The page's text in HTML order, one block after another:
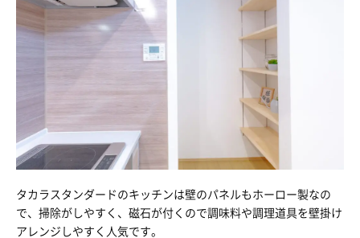
タカラスタンダードのキッチンは壁のパネルもホーロー製なの
で、掃除がしやすく、磁石が付くので調味料や調理道具を壁掛け
アレンジしやすく人気です。